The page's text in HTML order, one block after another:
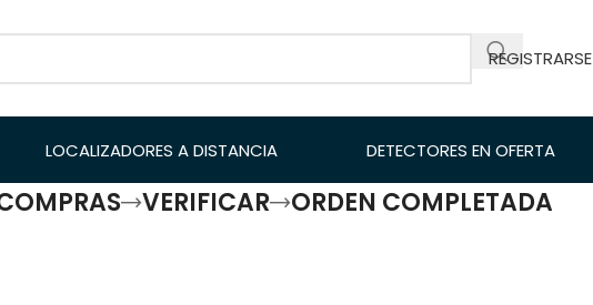
REGISTRARSE
LOCALIZADORES A DISTANCIA DETECTORES EN OFERTA
VERIFICAR ORDEN COMPLETADA